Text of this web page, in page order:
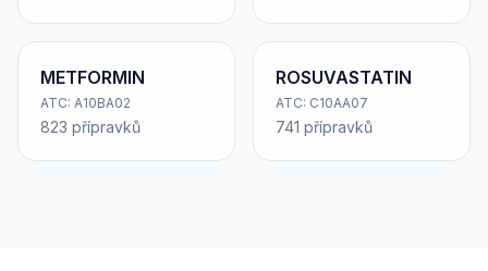
METFORMIN
ATC: A10BA02
823 přípravků
ROSUVASTATIN
ATC: C10AA07
741 přípravků